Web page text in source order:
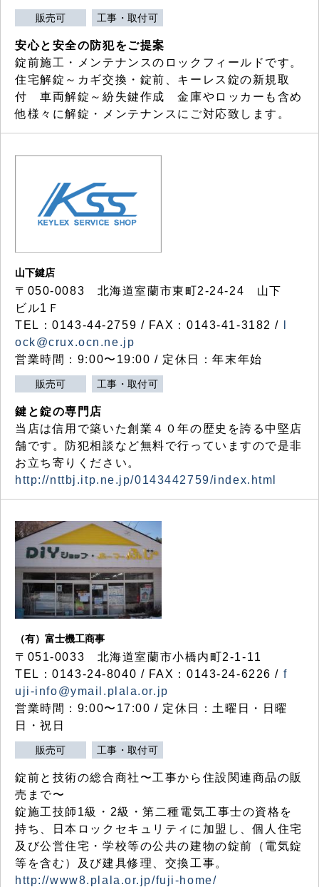
販売可 工事・取付可
安心と安全の防犯をご提案
錠前施工・メンテナンスのロックフィールドです。
住宅解錠～カギ交換・錠前、キーレス錠の新規取
付 車両解錠～紛失鍵作成 金庫やロッカーも含め
他様々に解錠・メンテナンスにご対応致します。
山下鍵店
〒050-0083 北海道室蘭市東町2-24-24 山下
ビル1Ｆ
TEL：0143-44-2759 / FAX：0143-41-3182 /
ock@crux.ocn.ne.jp
営業時間：9:00〜19:00 / 定休日：年末年始
販売可 工事・取付可
鍵と錠の専門店
当店は信用で築いた創業４０年の歴史を誇る中堅店
舗です。防犯相談など無料で行っていますので是非
お立ち寄りください。
http://nttbj.itp.ne.jp/0143442759/index.html
（有）富士機工商事
〒051-0033 北海道室蘭市小橋内町2-1-11
TEL：0143-24-8040 / FAX：0143-24-6226 / f
uji-info@ymail.plala.or.jp
営業時間：9:00〜17:00 / 定休日：土曜日・日曜
日・祝日
販売可 工事・取付可
錠前と技術の総合商社〜工事から住設関連商品の販
売まで〜
錠施工技師1級・2級・第二種電気工事士の資格を
持ち、日本ロックセキュリティに加盟し、個人住宅
及び公営住宅・学校等の公共の建物の錠前（電気錠
等を含む）及び建具修理、交換工事。
http://www8.plala.or.jp/fuji-home/